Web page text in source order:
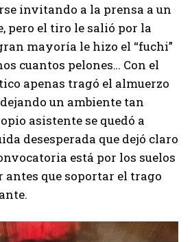
invitando a la prensa a un
pero el tiro le salió por la
mayoría le hizo el “fuchi”
cuantos pelones… Con el
apenas tragó el almuerzo
un ambiente tan
asistente se quedó a
desesperada que dejó claro
está por los suelos
que soportar el trago